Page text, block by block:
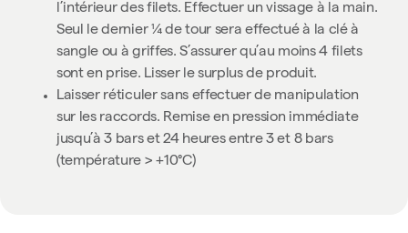
l’intérieur des filets. Effectuer un vissage à la main.
Seul le dernier ¼ de tour sera effectué à la clé à
sangle ou à griffes. S’assurer qu’au moins 4 filets
sont en prise. Lisser le surplus de produit.
Laisser réticuler sans effectuer de manipulation
sur les raccords. Remise en pression immédiate
jusqu’à 3 bars et 24 heures entre 3 et 8 bars
(température > +10°C)